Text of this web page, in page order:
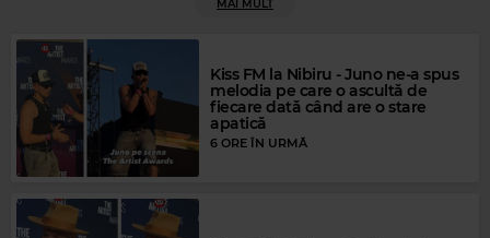
BETH HART–CAUGHT OUT IN THE RAIN
MAI MULT
Kiss FM la Nibiru - Juno ne-a spus
melodia pe care o ascultă de
fiecare dată când are o stare
apatică
6 ORE ÎN URMĂ